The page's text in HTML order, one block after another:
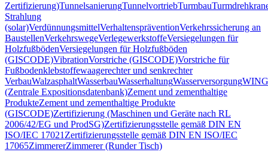
Zertifizierung)TunnelsanierungTunnelvortriebTurmbau
Strahlung
(solar)VerdünnungsmittelVerhaltenspräventionVerkehrssicherung an
BaustellenVerkehrswegeVerlegewerkstoffeVersiegelungen für
HolzfußbödenVersiegelungen für Holzfußböden
(GISCODE)VibrationVorstriche (GISCODE)Vorstriche für
Fußbodenklebstoffewaagerechter und senkrechter
VerbauWalzasphaltWasserbauWasserhaltungWasserversorgung
(Zentrale Expositionsdatenbank)Zement und zementhaltige
ProdukteZement und zementhaltige Produkte
(GISCODE)Zertifizierung (Maschinen und Geräte nach RL
2006/42/EG und ProdSG)Zertifizierungsstelle gemäß DIN EN
ISO/IEC 17021Zertifizierungsstelle gemäß DIN EN ISO/IEC
17065ZimmererZimmerer (Runder Tisch)